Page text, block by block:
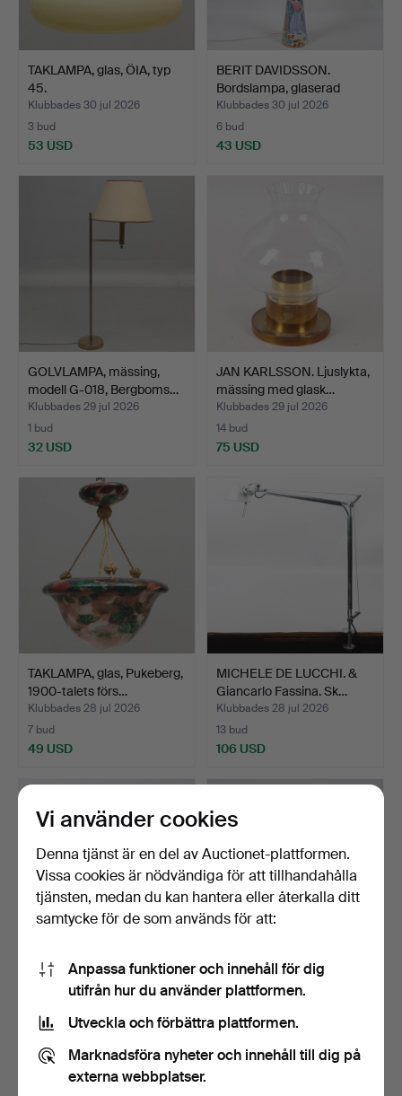
TAKLAMPA, glas, ÖIA, typ
45.
Klubbades 30 jul 2026
3 bud
53 USD
BERIT DAVIDSSON.
Bordslampa, glaserad
kera…
Klubbades 30 jul 2026
6 bud
43 USD
GOLVLAMPA, mässing,
modell G-018, Bergboms…
Klubbades 29 jul 2026
1 bud
32 USD
JAN KARLSSON. Ljuslykta,
mässing med glask…
Klubbades 29 jul 2026
14 bud
75 USD
TAKLAMPA, glas, Pukeberg,
1900-talets förs…
Klubbades 28 jul 2026
7 bud
49 USD
MICHELE DE LUCCHI. &
Giancarlo Fassina. Sk…
Klubbades 28 jul 2026
13 bud
106 USD
BORDSFOTOGENLAMPA,
bronserad metall och gl…
1 bud
22 USD
PIANOLJUSSTAKAR, ett
par, mässing, 1900-ta…
1 bud
22 USD
Vi använder cookies
Denna tjänst är en del av Auctionet-plattformen.
Vissa cookies är nödvändiga för att tillhandahålla
tjänsten, medan du kan hantera eller återkalla ditt
samtycke för de som används för att:
Anpassa funktioner och innehåll för dig
utifrån hur du använder plattformen.
Utveckla och förbättra plattformen.
Marknadsföra nyheter och innehåll till dig på
externa webbplatser.